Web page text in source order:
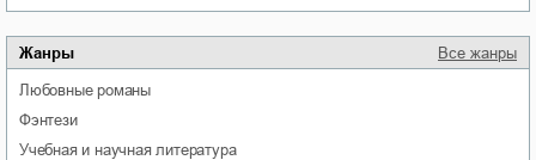
Жанры Все жанры
любовные романы
фэнтези
учебная и научная литература